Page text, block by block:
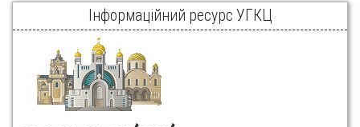
Інформаційний ресурс УГКЦ